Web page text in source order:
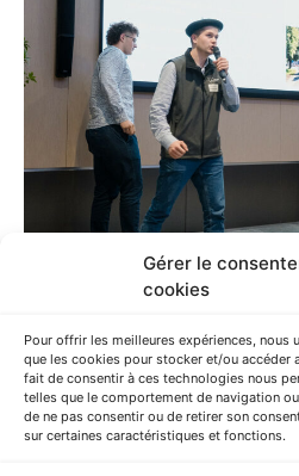
Gérer le
cookies
Pour offrir les meilleures expériences,
que les cookies pour stocker et/ou accéder
fait de consentir à ces technologies nous
telles que le comportement de navigation
de ne pas consentir ou de retirer son
sur certaines caractéristiques et fonctions.
Article précédent